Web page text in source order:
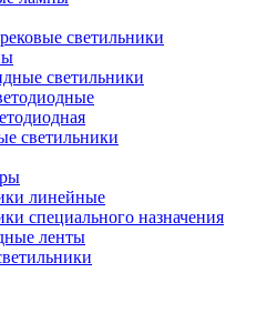
светильники
светильники
светильники
линейные
специального назначения
ленты